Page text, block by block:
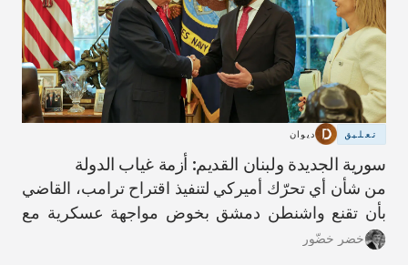
تعليق ديوان
سورية الجديدة ولبنان القديم: أزمة غياب الدولة
من شأن أي تحرّك أميركي لتنفيذ اقتراح ترامب، القاضي
بأن تقنع واشنطن دمشق بخوض مواجهة عسكرية مع
حزب الله، أن يؤدّي إلى عواقب كارثية.
خضر خضّور